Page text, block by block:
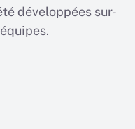
développées sur-